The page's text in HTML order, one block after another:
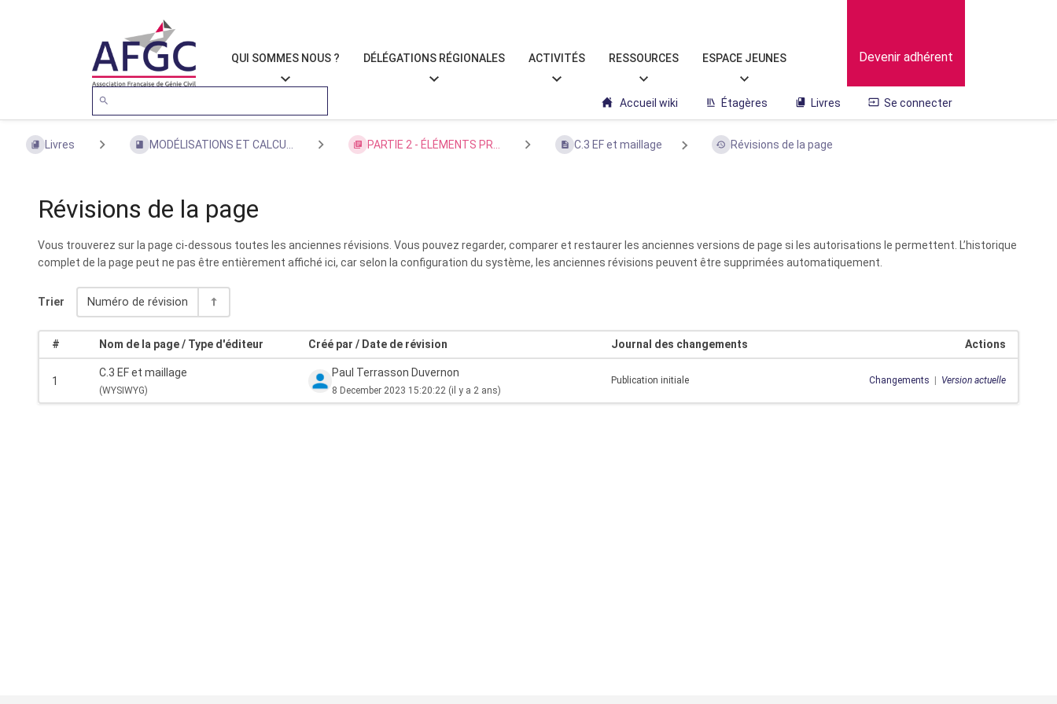
QUI SOMMES NOUS ? DÉLÉGATIONS RÉGIONALES ACTIVITÉS RESSOURCES ESPACE JEUNES Devenir adhérent
Accueil wiki Étagères Livres Se connecter
Livres MODÉLISATIONS ET CALCU... PARTIE 2 - ÉLÉMENTS PR... C.3 EF et maillage Révisions de la page
Révisions de la page
Vous trouverez sur la page ci-dessous toutes les anciennes révisions. Vous pouvez regarder, comparer et restaurer les anciennes versions de page si les autorisations le permettent. L’historique
complet de la page peut ne pas être entièrement affiché ici, car selon la configuration du système, les anciennes révisions peuvent être supprimées automatiquement.
Trier Numéro de révision
# Nom de la page / Type d'éditeur Créé par / Date de révision Journal des changements Actions
1
C.3 EF et maillage
(WYSIWYG)
Paul Terrasson Duvernon
8 December 2023 15:20:22 (il y a 2 ans)
Publication initiale Changements Version actuelle